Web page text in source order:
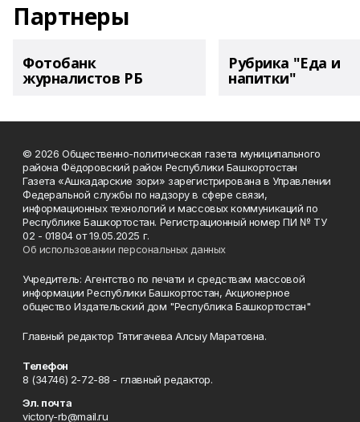
Партнеры
Фотобанк
журналистов РБ
Рубрика "Еда и
напитки"
© 2026 Общественно-политическая газета муниципального
района Фёдоровский район Республики Башкортостан
Газета «Ашкадарские зори» зарегистрирована в Управлении
Федеральной службы по надзору в сфере связи,
информационных технологий и массовых коммуникаций по
Республике Башкортостан. Регистрационный номер ПИ № ТУ
02 - 01804 от 19.05.2025 г.
Об использовании персональных данных
Учредитель: Агентство по печати и средствам массовой
информации Республики Башкортостан, Акционерное
общество Издательский дом "Республика Башкортостан"
Главный редактор Тятигачева Алсыу Маратовна.
Телефон
8 (34746) 2-72-88 - главный редактор.
Эл. почта
victory-rb@mail.ru